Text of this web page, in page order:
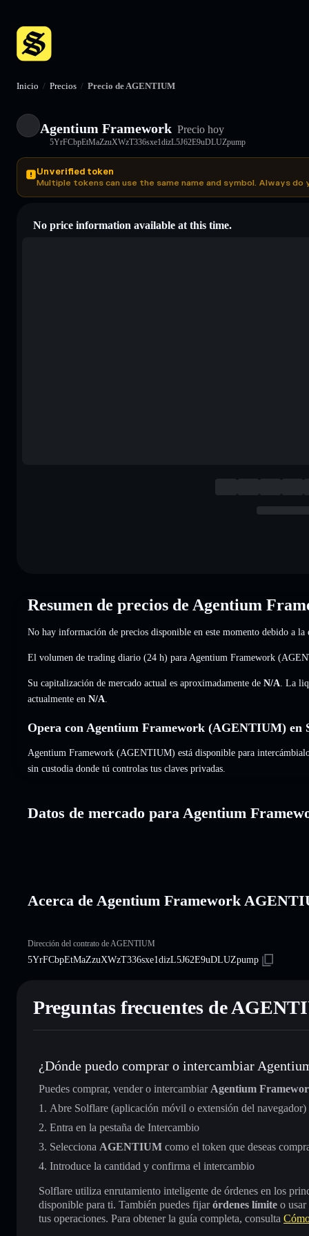
Inicio / Precios / Precio de AGENTIUM
Agentium Framework Precio hoy
5YrFCbpEtMaZzuXWzT336sxe1dizL5J62E9uDLUZpump
Unverified token
Multiple tokens can use the same name and symbol. Always
No price information available at this time.
Resumen de precios de Agentium
No hay información de precios disponible en este momento debido a la
El volumen de trading diario (24 h) para Agentium Framework
Su capitalización de mercado actual es aproximadamente de N/A . La
actualmente en N/A
Opera con Agentium Framework (AGENTIUM) en
Agentium Framework (AGENTIUM) está disponible para
sin custodia donde tú controlas tus claves privadas.
Datos de mercado para Agentium
Acerca de Agentium Framework
Dirección del contrato de AGENTIUM
5YrFCbpEtMaZzuXWzT336sxe1dizL5J62E9uDLUZpump
Preguntas frecuentes de
¿Dónde puedo comprar o intercambiar
Puedes comprar, vender o intercambiar Agentium
Abre Solflare (aplicación móvil o extensión del navegador)
Entra en la pestaña de Intercambio
Selecciona AGENTIUM como el token que deseas
Introduce la cantidad y confirma el intercambio
Solflare utiliza enrutamiento inteligente de órdenes en los
disponible para ti. También puedes fijarórdenes límite o usar
tus operaciones. Para obtener la guía completa, consulta